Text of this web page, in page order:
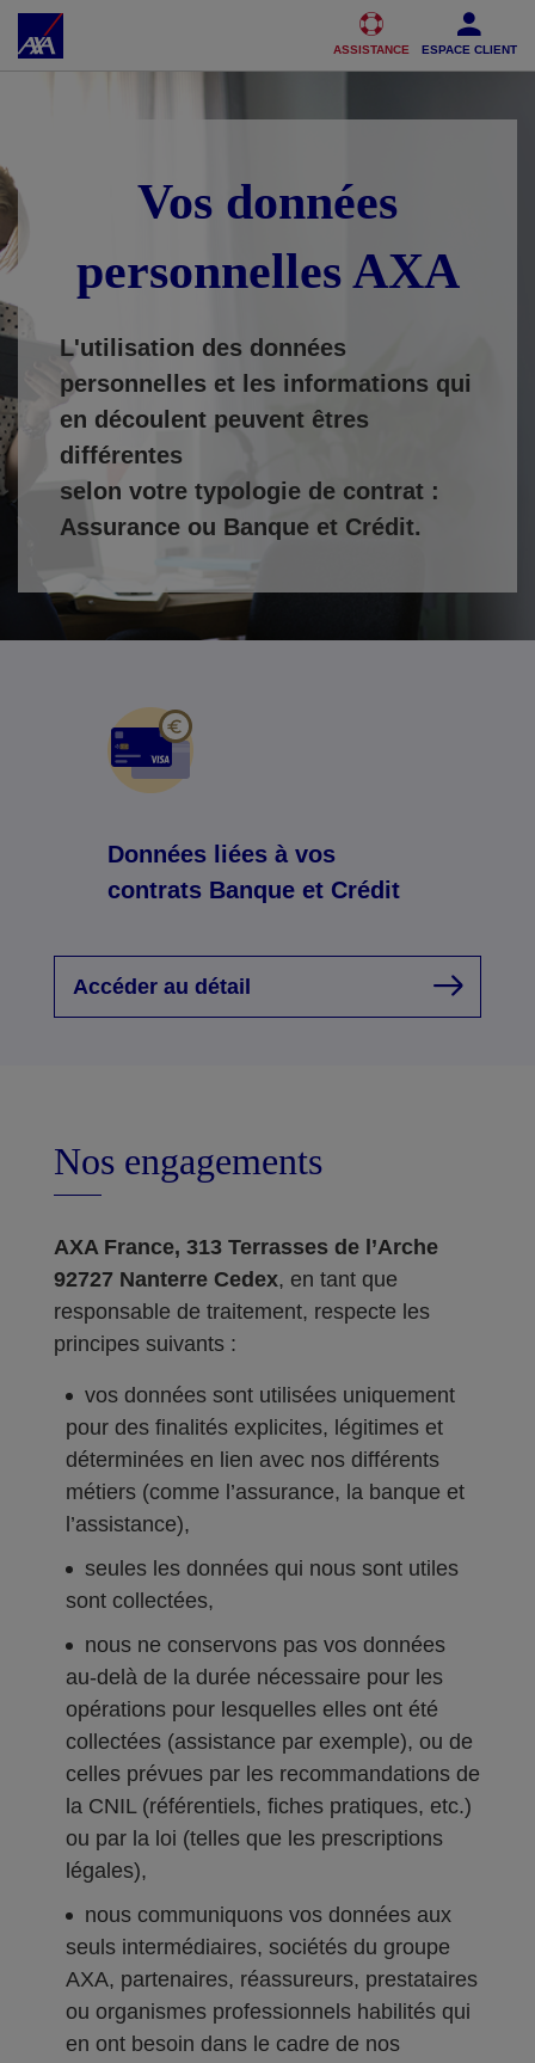
Accéder au Contenu Accéder au Pied de page
ASSISTANCE ESPACE CLIENT
Vos données
personnelles AXA
L'utilisation des données
personnelles et les informations qui
en découlent peuvent êtres
différentes
selon votre typologie de contrat :
Assurance ou Banque et Crédit.
Données liées à vos
contrats Banque et Crédit
Accéder au détail
Nos engagements
AXA France, 313 Terrasses de l’Arche
92727 Nanterre Cedex, en tant que
responsable de traitement, respecte les
principes suivants :
vos données sont utilisées uniquement
pour des finalités explicites, légitimes et
déterminées en lien avec nos différents
métiers (comme l’assurance, la banque et
l’assistance),
seules les données qui nous sont utiles
sont collectées,
nous ne conservons pas vos données
au-delà de la durée nécessaire pour les
opérations pour lesquelles elles ont été
collectées (assistance par exemple), ou de
celles prévues par les recommandations de
la CNIL (référentiels, fiches pratiques, etc.)
ou par la loi (telles que les prescriptions
légales),
nous communiquons vos données aux
seuls intermédiaires, sociétés du groupe
AXA, partenaires, réassureurs, prestataires
ou organismes professionnels habilités qui
en ont besoin dans le cadre de nos